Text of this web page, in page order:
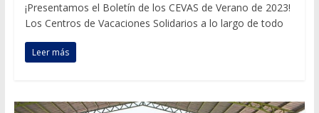
¡Presentamos el Boletín de los CEVAS de Verano de 2023!
Los Centros de Vacaciones Solidarios a lo largo de todo
Leer más